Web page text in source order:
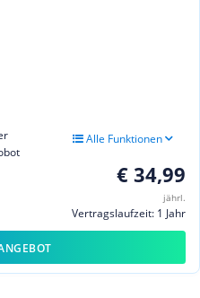
Alle Funktionen
€ 34,99
jährl.
Vertragslaufzeit: 1 Jahr